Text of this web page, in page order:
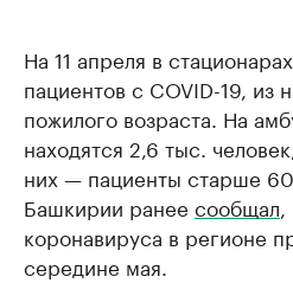
На 11 апреля в
пациентов с COVID-19, из
пожилого возраста. На
находятся 2,6 тыс.
них — пациенты старше
Башкирии ранее сообщал,
коронавируса в регионе
середине мая.